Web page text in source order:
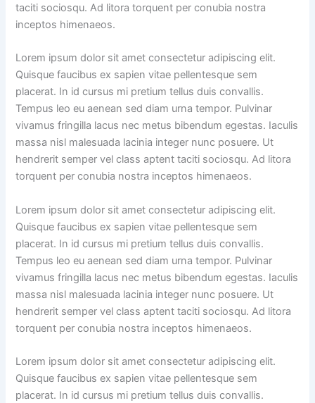
taciti sociosqu. Ad litora torquent per conubia nostra
inceptos himenaeos.
Lorem ipsum dolor sit amet consectetur adipiscing elit.
Quisque faucibus ex sapien vitae pellentesque sem
placerat. In id cursus mi pretium tellus duis convallis.
Tempus leo eu aenean sed diam urna tempor. Pulvinar
vivamus fringilla lacus nec metus bibendum egestas. Iaculis
massa nisl malesuada lacinia integer nunc posuere. Ut
hendrerit semper vel class aptent taciti sociosqu. Ad litora
torquent per conubia nostra inceptos himenaeos.
Lorem ipsum dolor sit amet consectetur adipiscing elit.
Quisque faucibus ex sapien vitae pellentesque sem
placerat. In id cursus mi pretium tellus duis convallis.
Tempus leo eu aenean sed diam urna tempor. Pulvinar
vivamus fringilla lacus nec metus bibendum egestas. Iaculis
massa nisl malesuada lacinia integer nunc posuere. Ut
hendrerit semper vel class aptent taciti sociosqu. Ad litora
torquent per conubia nostra inceptos himenaeos.
Lorem ipsum dolor sit amet consectetur adipiscing elit.
Quisque faucibus ex sapien vitae pellentesque sem
placerat. In id cursus mi pretium tellus duis convallis.